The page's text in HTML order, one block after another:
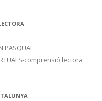
PASQUAL
comprensió lectora